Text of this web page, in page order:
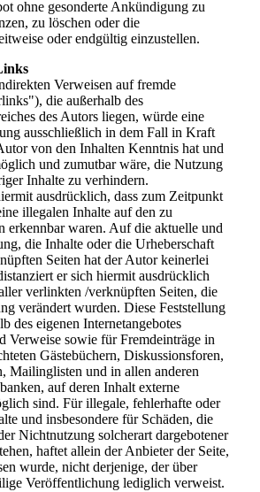
ohne gesonderte Ankündigung zu
zu löschen oder die
oder endgültig einzustellen.
Verweisen auf fremde
die außerhalb des
des Autors liegen, würde eine
ausschließlich in dem Fall in Kraft
von den Inhalten Kenntnis hat und
und zumutbar wäre, die Nutzung
Inhalte zu verhindern.
ausdrücklich, dass zum Zeitpunkt
illegalen Inhalte auf den zu
erkennbar waren. Auf die aktuelle und
die Inhalte oder die Urheberschaft
Seiten hat der Autor keinerlei
er sich hiermit ausdrücklich
verlinkten /verknüpften Seiten, die
verändert wurden. Diese Feststellung
des eigenen Internetangebotes
Verweise sowie für Fremdeinträge in
Gästebüchern, Diskussionsforen,
Mailinglisten und in allen anderen
auf deren Inhalt externe
sind. Für illegale, fehlerhafte oder
und insbesondere für Schäden, die
Nichtnutzung solcherart dargebotener
haftet allein der Anbieter der Seite,
wurde, nicht derjenige, der über
Veröffentlichung lediglich verweist.